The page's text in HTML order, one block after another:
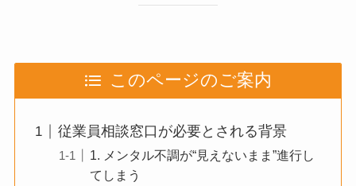
このページのご案内
従業員相談窓口が必要とされる背景
1. メンタル不調が“見えないまま”進行し
てしまう